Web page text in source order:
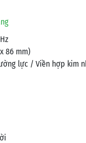
86 mm)
lực / Viền hợp kim